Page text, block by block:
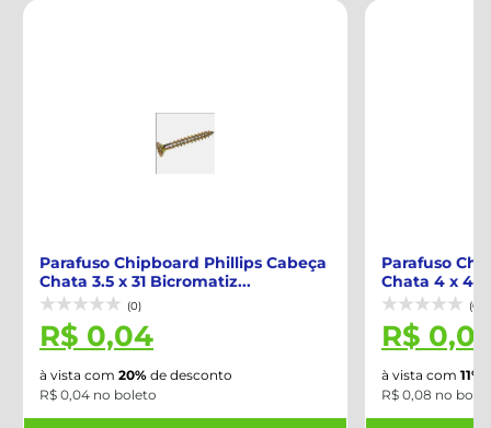
Parafuso Chipboard Phillips Cabeça
Chata 3.5 x 31 Bicromatiz...
(0)
R$ 0,04
à vista com20%de desconto
R$ 0,04 no boleto
Parafuso
Chata 4 x 45
(0)
R$ 0,08
à vista com11%
R$ 0,08 no